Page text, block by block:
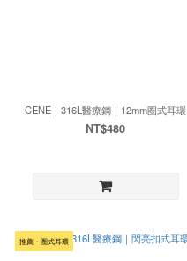
CENE｜316L醫療鋼｜12mm圈式耳環
NT$480
推薦・圈式耳環